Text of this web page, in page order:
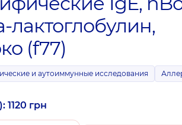
лактоглобулин,
(f77)
и аутоиммунные исследования
1120 грн